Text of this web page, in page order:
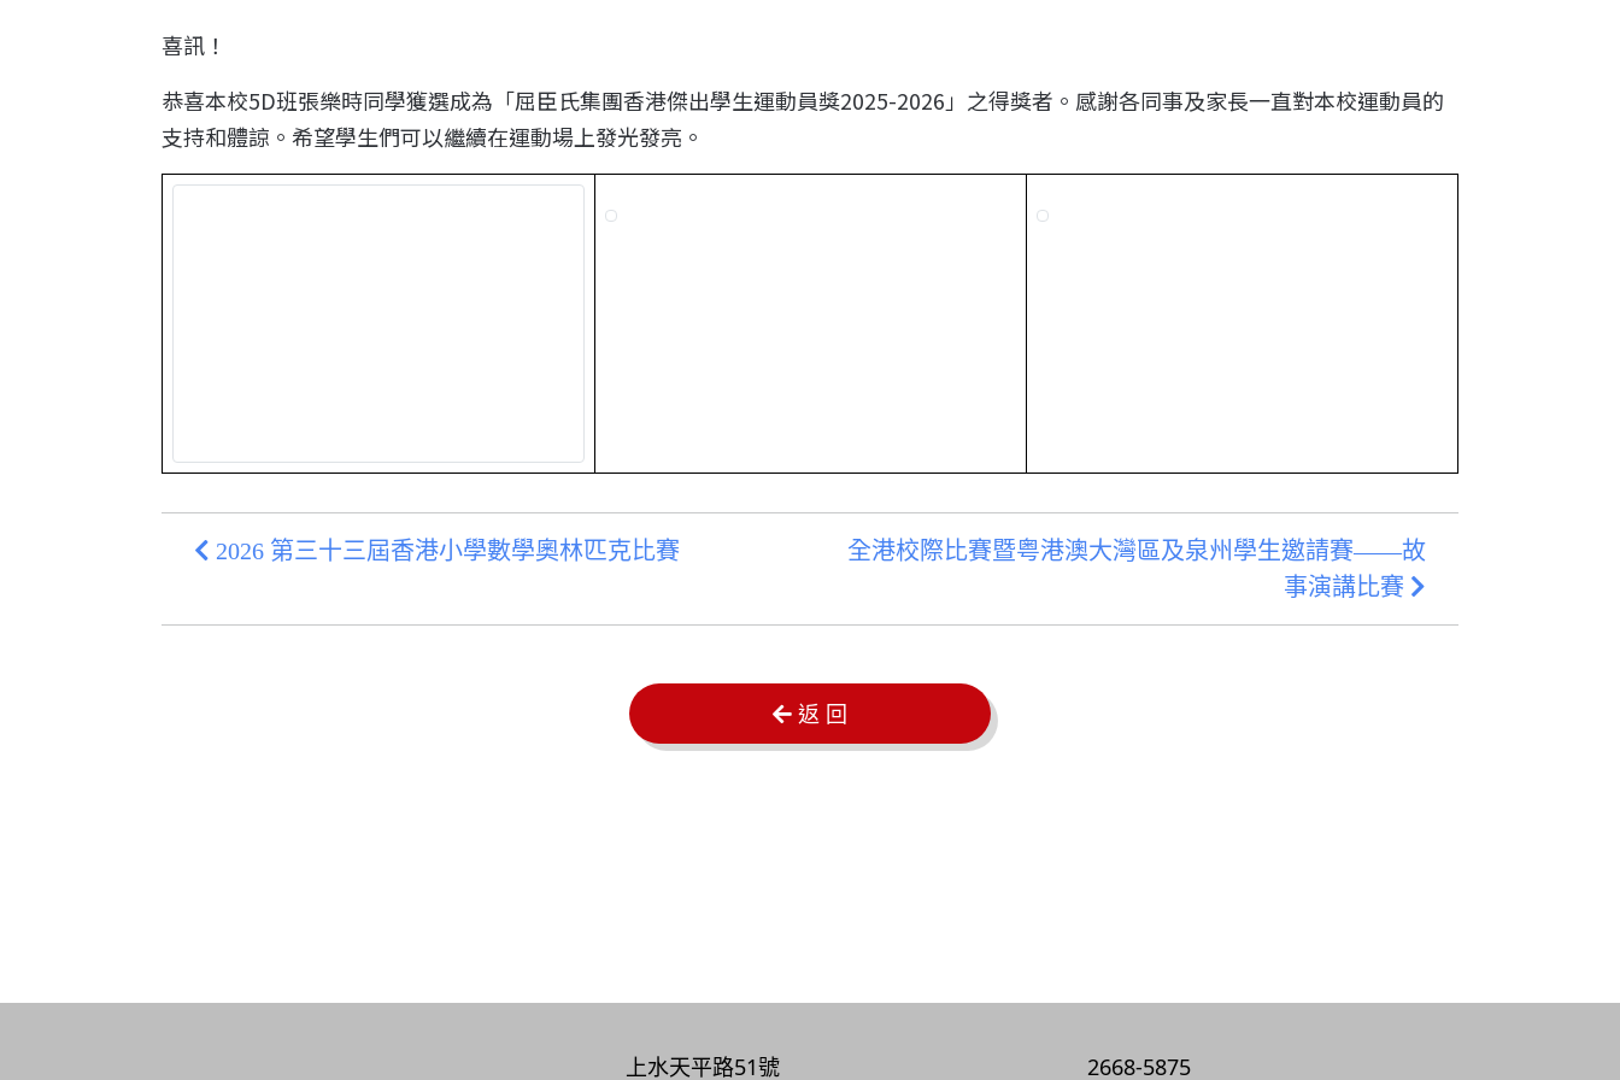
喜訊！
恭喜本校5D班張樂時同學獲選成為「屈臣氏集團香港傑出學生運動員獎2025-2026」之得獎者。感謝各同事及家長一直對本校運動員的
支持和體諒。希望學生們可以繼續在運動場上發光發亮。
2026 第三十三屆香港小學數學奧林匹克比賽
全港校際比賽暨粤港澳大灣區及泉州學生邀請賽——故
事演講比賽
返 回
上水天平路51號 2668-5875